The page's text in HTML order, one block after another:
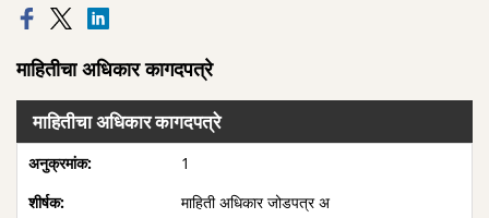
माहितीचा अधिकार कागदपत्रे
माहितीचा अधिकार कागदपत्रे
1
माहिती अधिकार जोडपत्र अ